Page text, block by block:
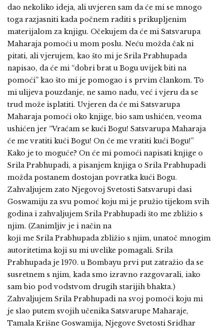
dao nekoliko ideja, ali uvjeren sam da će mi se mnogo
toga razjasniti kada počnem raditi s prikupljenim
materijalom za knjigu. Očekujem da će mi Satsvarupa
Maharaja pomoći u mom poslu. Neću možda čak ni
pitati, ali vjerujem, kao što mi je Srila Prabhupada
napisao, da će mi “dobri brat u Bogu uvijek biti na
pomoći” kao što mi je pomogao i s prvim člankom. To
mi ulijeva pouzdanje, ne samo nadu, već i vjeru da se
trud može isplatiti. Uvjeren da će mi Satsvarupa
Maharaja pomoći oko knjige, bio sam ushićen, veoma
ushićen jer “Vraćam se kući Bogu! Satsvarupa Maharaja
će me vratiti kući Bogu! On će me vratiti kući Bogu!”
Kako je to moguće? On će mi pomoći napisati knjige o
Srila Prabhupadi, a pisanjem knjiga o Srila Prabhupadi
možda postanem dostojan povratka kući Bogu.
Zahvaljujem zato Njegovoj Svetosti Satsvarupi dasi
Goswamiju za svu pomoć koju mi je pružio tijekom svih
godina i zahvaljujem Srila Prabhupadi što me zbližio s
njim. (Zanimljiv je i način na
koji me Srila Prabhupada zbližio s njim, unatoč mnogim
autoritetima koji su mi uvelike pomagali. Srila
Prabhupada je 1970. u Bombayu prvi put zatražio da se
susretnem s njim, kada smo izravno razgovarali, iako
sam bio pod vodstvom drugih starijih bhakta.)
Zahvaljujem Srila Prabhupadi na svoj pomoći koju mi
je slao putem svojih učenika Satsvarupe Maharaje,
Tamala Krišne Goswamija, Njegove Svetosti Sridhar